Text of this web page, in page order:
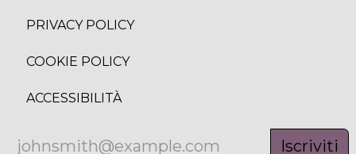
PRIVACY POLICY
COOKIE POLICY
ACCESSIBILITÀ
Iscriviti